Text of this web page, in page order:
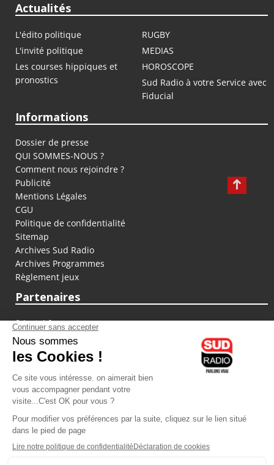
Actualités
L'édito politique
RUGBY
L'invité politique
MEDIAS
Les courses hippiques et
pronostics
HOROSCOPE
Sud Radio à votre Service avec
Fiducial
Informations
Dossier de presse
QUI SOMMES-NOUS ?
Comment nous rejoindre ?
Publicité
Mentions Légales
CGU
Politique de confidentialité
Sitemap
Archives Sud Radio
Archives Programmes
Règlement jeux
Partenaires
fiducial.fr
lyoncapitale.fr
olympique-et-lyonnais.com
L'application Iphone / Android
Téléchargez l'application
Les cookies